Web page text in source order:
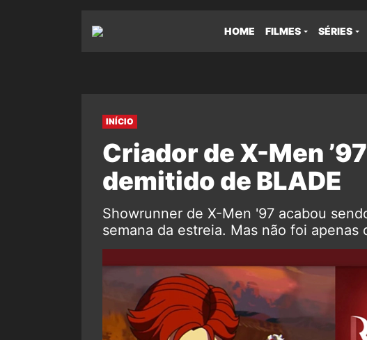
HOME FILMES SÉRIES
INÍCIO
Criador de X-Men
demitido de BLADE
Showrunner de X-Men '97 acabou
semana da estreia. Mas não foi